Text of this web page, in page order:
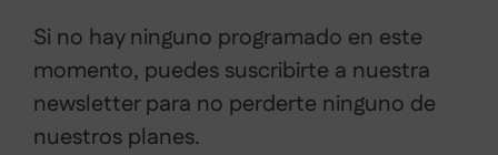
Si no hay ninguno programado en este
momento, puedes suscribirte a nuestra
newsletter para no perderte ninguno de
nuestros planes.